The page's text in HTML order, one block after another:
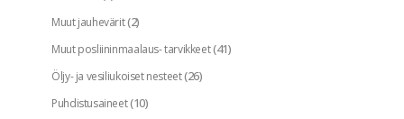
Muut jauhevärit(2)
Muut posliininmaalaus- tarvikkeet(41)
Öljy- ja vesiliukoiset nesteet(26)
Puhdistusaineet(10)